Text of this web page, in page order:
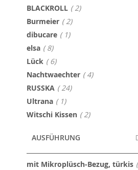
BLACKROLL 2Artikel
Burmeier 2Artikel
dibucare 1Artikel
elsa 8Artikel
Lück 6Artikel
Nachtwaechter 4Artikel
RUSSKA 24Artikel
Ultrana 1Artikel
Witschi Kissen 2Artikel
AUSFÜHRUNG
mit Mikroplüsch-Bezug, türkis